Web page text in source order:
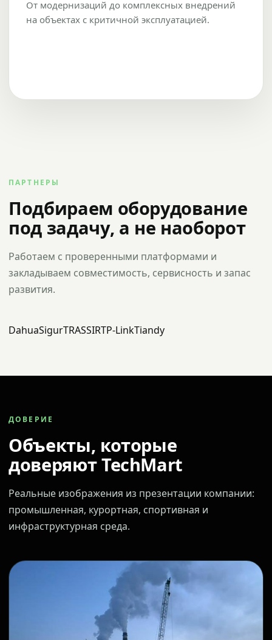
От модернизаций до комплексных внедрений
на объектах с критичной эксплуатацией.
ПАРТНЕРЫ
Подбираем оборудование
под задачу, а не наоборот
Работаем с проверенными платформами и
закладываем совместимость, сервисность и запас
развития.
DahuaSigurTRASSIRTP-LinkTiandy
ДОВЕРИЕ
Объекты, которые
доверяют TechMart
Реальные изображения из презентации компании:
промышленная, курортная, спортивная и
инфраструктурная среда.